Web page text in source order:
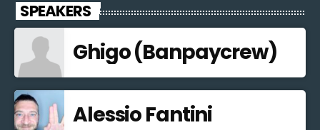
SPEAKERS
Ghigo (Banpaycrew)
Alessio Fantini